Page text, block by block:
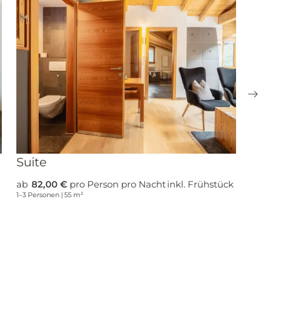
Suite
ab 82,00 € pro Person pro Nachtinkl. Frühstück
1–3 Personen | 55 m²